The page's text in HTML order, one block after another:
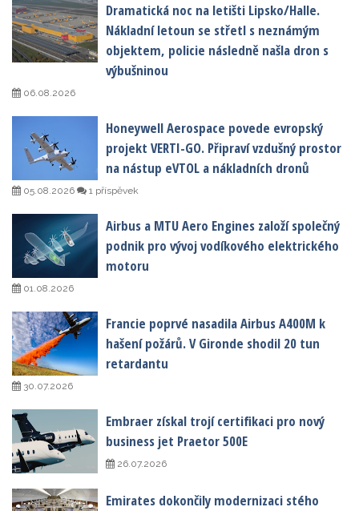
Dramatická noc na letišti Lipsko/Halle.
Nákladní letoun se střetl s neznámým
objektem, policie následně našla dron s
výbušninou
06.08.2026
Honeywell Aerospace povede evropský
projekt VERTI-GO. Připraví vzdušný prostor
na nástup eVTOL a nákladních dronů
05.08.2026 1 příspěvek
Airbus a MTU Aero Engines založí společný
podnik pro vývoj vodíkového elektrického
motoru
01.08.2026
Francie poprvé nasadila Airbus A400M k
hašení požárů. V Gironde shodil 20 tun
retardantu
30.07.2026
Embraer získal trojí certifikaci pro nový
business jet Praetor 500E
26.07.2026
Emirates dokončily modernizaci stého